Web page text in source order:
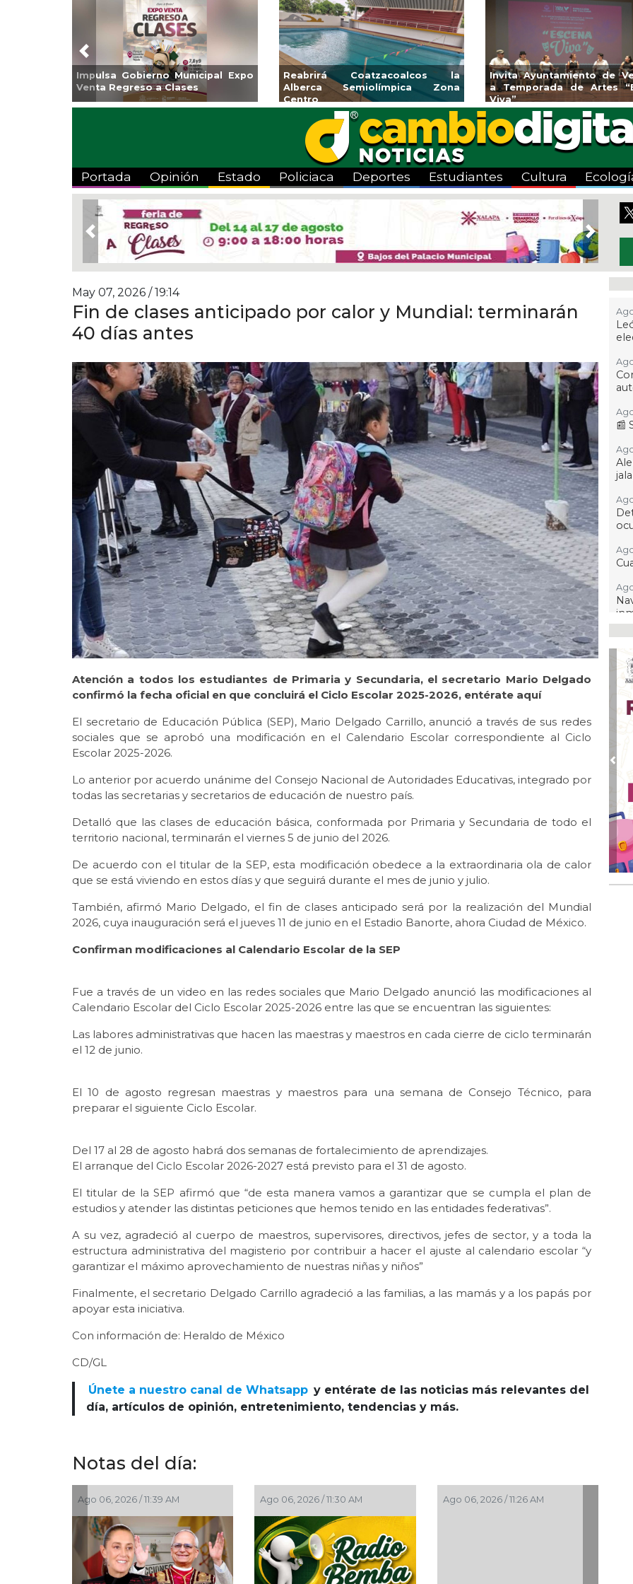
Invita Ayuntamiento de Veracruz
a Temporada de Artes “Escena
Aplicará CMAS el Programa de
Tandeo durante agosto
Guarniciones y banquetas para la
colonia El Mango en Pánuco
Previous
Portada Opinión Estado Policiaca Deportes Estudiantes Cultura
Previous Next
May 07, 2026 / 19:14
Fin de clases anticipado por calor y Mundial: terminarán
40 días antes
Atención a todos los estudiantes de Primaria y Secundaria, el secretario Mario Delgado
confirmó la fecha oficial en que concluirá el Ciclo Escolar 2025-2026, entérate aquí
El secretario de Educación Pública (SEP), Mario Delgado Carrillo, anunció a través de sus redes
sociales que se aprobó una modificación en el Calendario Escolar correspondiente al Ciclo
Escolar 2025-2026.
Lo anterior por acuerdo unánime del Consejo Nacional de Autoridades Educativas, integrado por
todas las secretarias y secretarios de educación de nuestro país.
Detalló que las clases de educación básica, conformada por Primaria y Secundaria de todo el
territorio nacional, terminarán el viernes 5 de junio del 2026.
De acuerdo con el titular de la SEP, esta modificación obedece a la extraordinaria ola de calor
que se está viviendo en estos días y que seguirá durante el mes de junio y julio.
También, afirmó Mario Delgado, el fin de clases anticipado será por la realización del Mundial
2026, cuya inauguración será el jueves 11 de junio en el Estadio Banorte, ahora Ciudad de México.
Confirman modificaciones al Calendario Escolar de la SEP
Fue a través de un video en las redes sociales que Mario Delgado anunció las modificaciones al
Calendario Escolar del Ciclo Escolar 2025-2026 entre las que se encuentran las siguientes:
Las labores administrativas que hacen las maestras y maestros en cada cierre de ciclo terminarán
el 12 de junio.
El 10 de agosto regresan maestras y maestros para una semana de Consejo Técnico, para
preparar el siguiente Ciclo Escolar.
Del 17 al 28 de agosto habrá dos semanas de fortalecimiento de aprendizajes.
El arranque del Ciclo Escolar 2026-2027 está previsto para el 31 de agosto.
El titular de la SEP afirmó que “de esta manera vamos a garantizar que se cumpla el plan de
estudios y atender las distintas peticiones que hemos tenido en las entidades federativas”.
A su vez, agradeció al cuerpo de maestros, supervisores, directivos, jefes de sector, y a toda la
estructura administrativa del magisterio por contribuir a hacer el ajuste al calendario escolar “y
garantizar el máximo aprovechamiento de nuestras niñas y niños”
Finalmente, el secretario Delgado Carrillo agradeció a las familias, a las mamás y a los papás por
apoyar esta iniciativa.
Con información de: Heraldo de México
CD/GL
Únete a nuestro canal de Whatsapp y entérate de las noticias más relevantes del
día, artículos de opinión, entretenimiento, tendencias y más.
Notas del día:
Ago 06, 2026 / 11:26 AM Ago 06, 2026 / 11:19 AM Ago 06, 2026 / 11:11 AM
📰
Ago